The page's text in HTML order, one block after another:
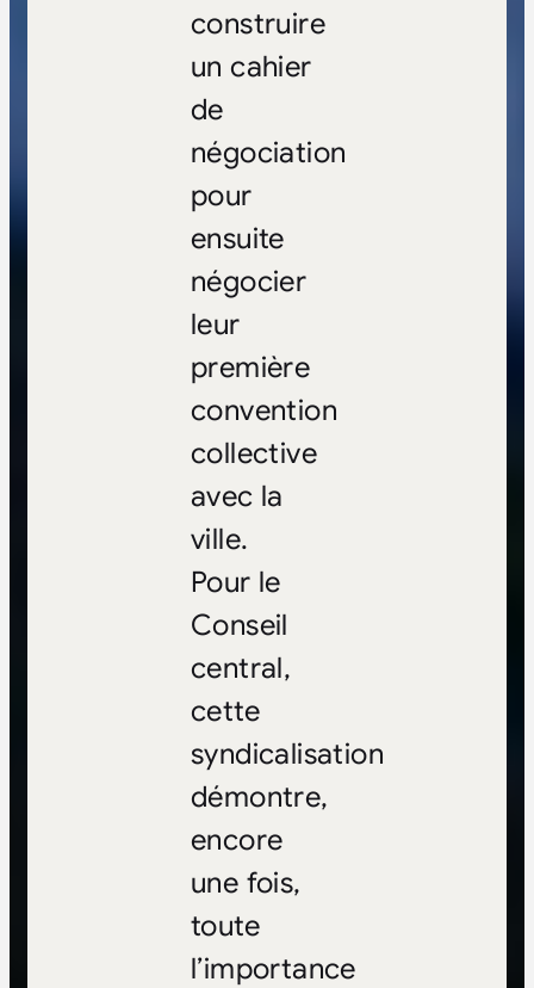
construire
un cahier
de
négociation
pour
ensuite
négocier
leur
première
convention
collective
avec la
ville.
Pour le
Conseil
central,
cette
syndicalisation
démontre,
encore
une fois,
toute
l’importance